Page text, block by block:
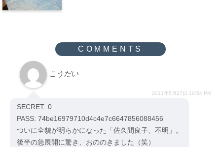
こうだい
2011年5月27日 10:54 PM
SECRET: 0
PASS: 74be16979710d4c4e7c6647856088456
ついに全貌が明らかになった「佐久間良子、不明」。
後半の急展開に驚き、おののきました（笑）